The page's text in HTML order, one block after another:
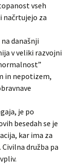
vseh
načrtujejo za
današnji
v veliki razvojni
in nepotizem,
je po
besedah se je
kar ima za
družba pa